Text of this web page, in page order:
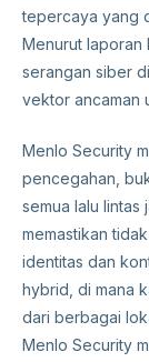
tepercaya yang
Menurut laporan
serangan siber
vektor ancaman
Menlo Security
pencegahan,
semua lalu
memastikan
identitas dan
hybrid, di mana
dari berbagai
Menlo Security